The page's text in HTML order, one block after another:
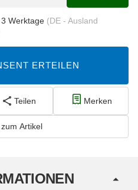
Werktage (DE - Ausland
ERTEILEN
Teilen Merken
Artikel